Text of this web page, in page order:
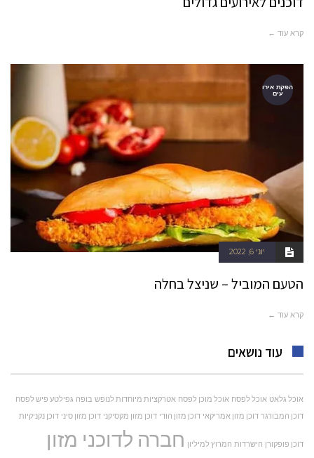
קרא עוד ←
הפקת אירו
עים
יוני 6, 2022
הטעם המוביל – שניצל בחלה
קרא עוד ←
עוד נושאים
אוכל גלאט אוכל לפסח אוכל מוכן לפסח אטרקציות מיוחדות לנופש בופה גפילטע פיש לפסח
דוכן המבורגר דוכן מזון אמריקאי דוכן מזון הודי דוכן מזון מקסיקני דוכן מזון סיני דוכן נקניקיות
דוכן פופקורן הישרדות המרוץ למיליון חברה לדוכני מזון